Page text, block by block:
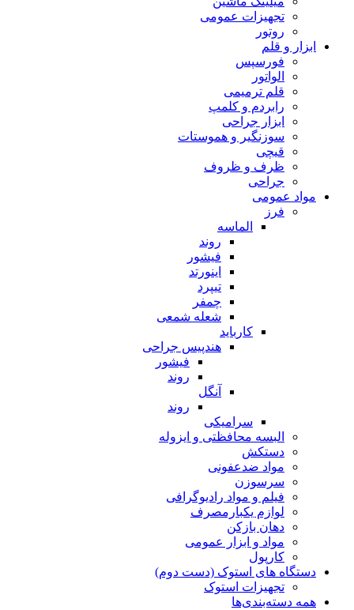
تجهیزات عمومی
روتور
ابزار و قلم
فورسپس
الواتور
قلم ترمیمی
رابردم و کلمپ
ابزار جراحی
سوزنگیر و هموستات
قیچی
ظرف و ظروف
جراحی
مواد عمومی
فرز
الماسه
روند
فیشور
اینورتد
تیپرد
چمفر
شعله شمعی
کارباید
هندپیس جراحی
فیشور
روند
آنگل
روند
سرامیکی
البسه محافظتی و ایزوله
دستکش
مواد ضدعفونی
سرسوزن
فیلم و مواد رادیوگرافی
لوازم یکبارمصرف
دهان بازکن
مواد و ابزار عمومی
کارپول
دستگاه های استوک (دست دوم)
تجهیزات استوک
همه دسته‌بندی‌ها